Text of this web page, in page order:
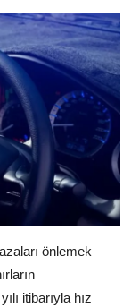
önlemek
itibarıyla hız